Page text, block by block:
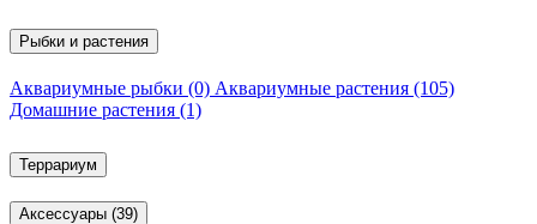
Рыбки и растения
Аквариумные рыбки (0) Аквариумные растения (105)
Домашние растения (1)
Террариум
Аксессуары (39)